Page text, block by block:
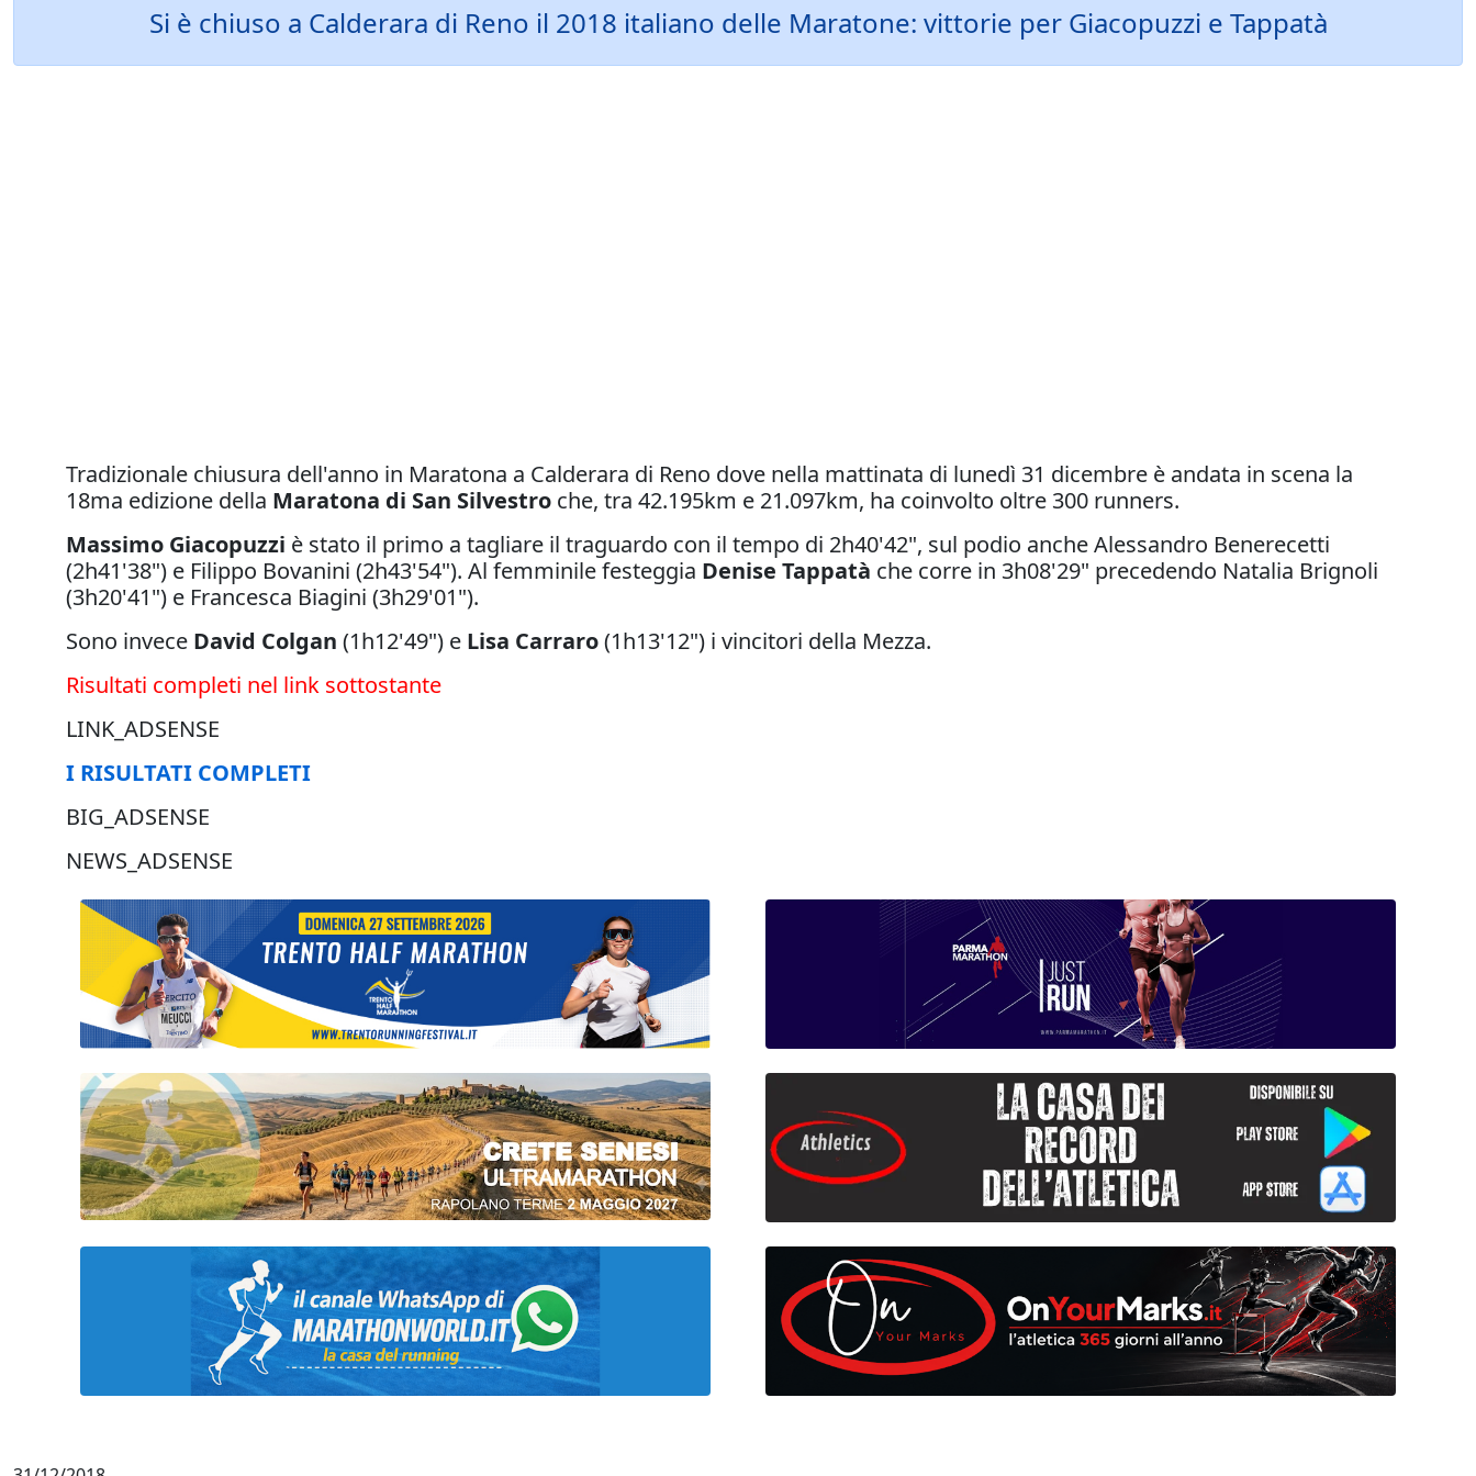
Si è chiuso a Calderara di Reno il 2018 italiano delle Maratone: vittorie per Giacopuzzi e Tappatà
Tradizionale chiusura dell'anno in Maratona a Calderara di Reno dove nella mattinata di lunedì 31 dicembre è andata in scena la
18ma edizione della Maratona di San Silvestro che, tra 42.195km e 21.097km, ha coinvolto oltre 300 runners.
Massimo Giacopuzzi è stato il primo a tagliare il traguardo con il tempo di 2h40'42", sul podio anche Alessandro Benerecetti
(2h41'38") e Filippo Bovanini (2h43'54"). Al femminile festeggia Denise Tappatà che corre in 3h08'29" precedendo Natalia Brignoli
(3h20'41") e Francesca Biagini (3h29'01").
Sono invece David Colgan (1h12'49") e Lisa Carraro(1h13'12") i vincitori della Mezza.
Risultati completi nel link sottostante
LINK_ADSENSE
I RISULTATI COMPLETI
BIG_ADSENSE
NEWS_ADSENSE